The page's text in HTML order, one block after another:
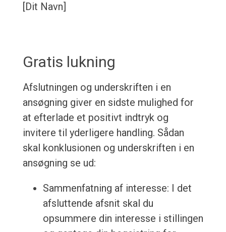
[Dit Navn]
Gratis lukning
Afslutningen og underskriften i en
ansøgning giver en sidste mulighed for
at efterlade et positivt indtryk og
invitere til yderligere handling. Sådan
skal konklusionen og underskriften i en
ansøgning se ud:
Sammenfatning af interesse: I det
afsluttende afsnit skal du
opsummere din interesse i stillingen